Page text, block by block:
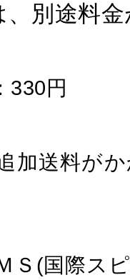
、別途料
330円 卸
加送料が
Ｓ(国際ス